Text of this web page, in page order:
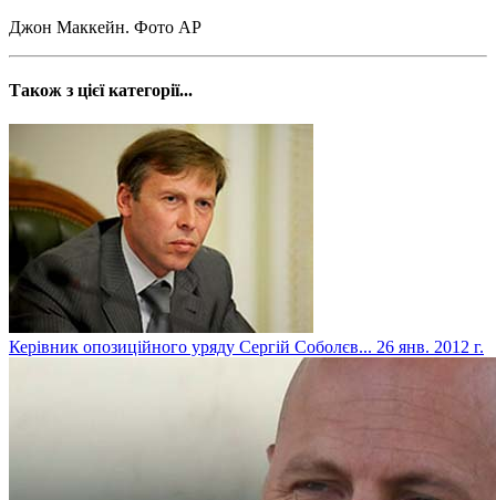
Джон Маккейн. Фото АР
Також з цієї категорії...
Керівник опозиційного уряду Сергій Соболєв... 26 янв. 2012 г.